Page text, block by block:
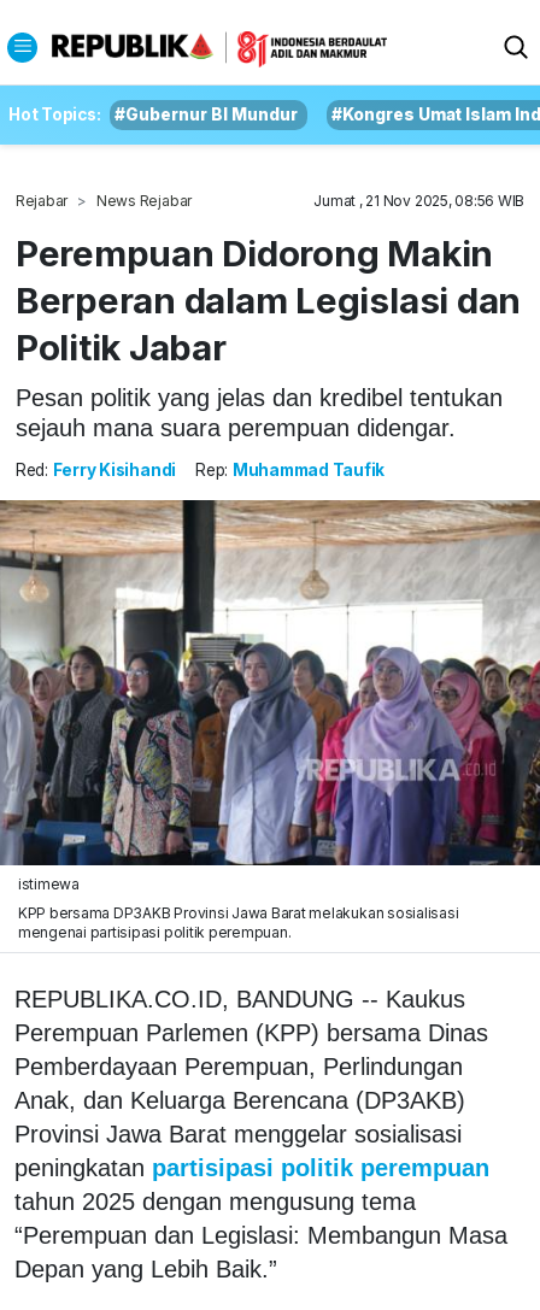
Hot Topics: #Gubernur BI Mundur #Kongres Umat Islam
Rejabar News Rejabar Jumat , 21 Nov 2025, 08:56 WIB
Perempuan Didorong Makin
Berperan dalam Legislasi dan
Politik Jabar
Pesan politik yang jelas dan kredibel tentukan
sejauh mana suara perempuan didengar.
Red: Ferry Kisihandi Rep: Muhammad Taufik
istimewa
KPP bersama DP3AKB Provinsi Jawa Barat melakukan sosialisasi
mengenai partisipasi politik perempuan.
REPUBLIKA.CO.ID, BANDUNG -- Kaukus
Perempuan Parlemen (KPP) bersama Dinas
Pemberdayaan Perempuan, Perlindungan
Anak, dan Keluarga Berencana (DP3AKB)
Provinsi Jawa Barat menggelar sosialisasi
peningkatan partisipasi politik perempuan
tahun 2025 dengan mengusung tema
“Perempuan dan Legislasi: Membangun Masa
Depan yang Lebih Baik.”